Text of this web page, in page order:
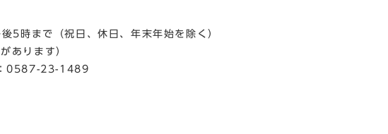
5時まで
（祝日、休日、年末年始を除く）
あります）
0587-23-1489